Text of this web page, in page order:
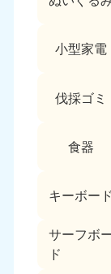
小型家電
伐採ゴミ
食器
キーボード
サーフボ
ド
050-
9:00〜19:00
静岡県
050-
9:00〜
富山
050-